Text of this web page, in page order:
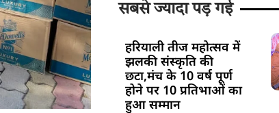
सबसे ज्यादा पड़ गई
हरियाली तीज महोत्सव में
झलकी संस्कृति की
छटा,मंच के 10 वर्ष पूर्ण
होने पर 10 प्रतिभाओं का
हुआ सम्मान